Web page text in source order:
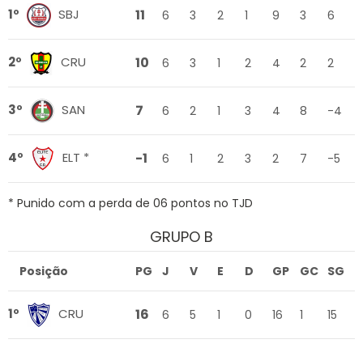
1º SBJ 11 6 3 2 1 9 3 6
2º CRU 10 6 3 1 2 4 2 2
3º SAN 7 6 2 1 3 4 8 -4
4º ELT * -1 6 1 2 3 2 7 -5
* Punido com a perda de 06 pontos no TJD
GRUPO B
Posição PG J V E D GP GC SG
1º CRU 16 6 5 1 0 16 1 15